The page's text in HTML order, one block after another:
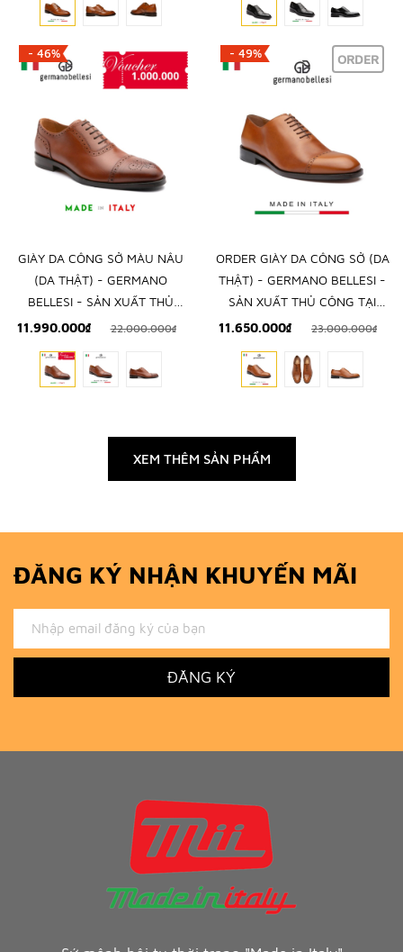
- 46%
GIÀY DA CÔNG SỞ MÀU NÂU
(DA THẬT) - GERMANO
BELLESI - SẢN XUẤT THỦ
CÔNG TẠI ITALY
11.990.000₫ 22.000.000₫
- 49% ORDER
ORDER GIÀY DA CÔNG SỞ (DA
THẬT) - GERMANO BELLESI -
SẢN XUẤT THỦ CÔNG TẠI
ITALY
11.650.000₫ 23.000.000₫
XEM THÊM SẢN PHẨM
ĐĂNG KÝ NHẬN KHUYẾN MÃI
ĐĂNG KÝ